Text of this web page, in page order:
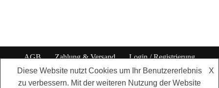
AGB Zahlung & Versand
Login / Registrierung
Datenschutzbestimmungen
Impressum
Diese Website nutzt Cookies um Ihr Benutzererlebnis
zu verbessern. Mit der weiteren Nutzung der Website
X